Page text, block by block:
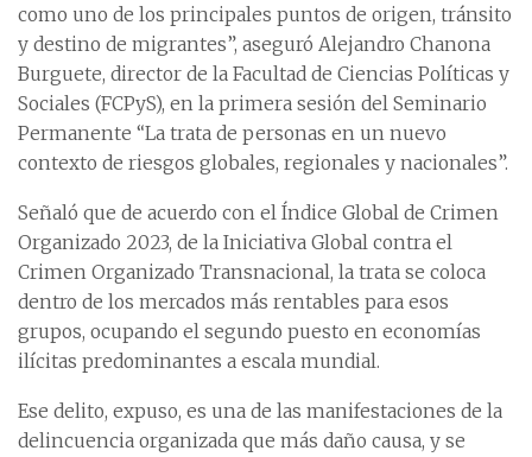
como uno de los principales puntos de origen, tránsito
y destino de migrantes”, aseguró Alejandro Chanona
Burguete, director de la Facultad de Ciencias Políticas y
Sociales (FCPyS), en la primera sesión del Seminario
Permanente “La trata de personas en un nuevo
contexto de riesgos globales, regionales y nacionales”.
Señaló que de acuerdo con el Índice Global de Crimen
Organizado 2023, de la Iniciativa Global contra el
Crimen Organizado Transnacional, la trata se coloca
dentro de los mercados más rentables para esos
grupos, ocupando el segundo puesto en economías
ilícitas predominantes a escala mundial.
Ese delito, expuso, es una de las manifestaciones de la
delincuencia organizada que más daño causa, y se